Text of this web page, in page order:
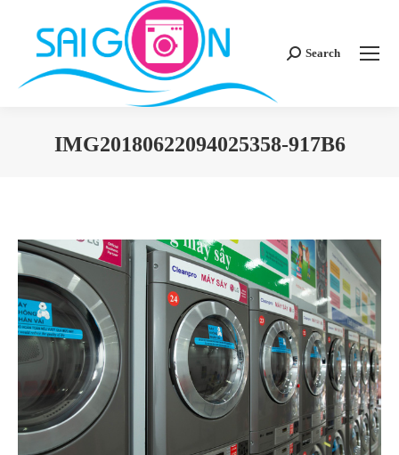
Search:
Search
IMG20180622094025358-917B6